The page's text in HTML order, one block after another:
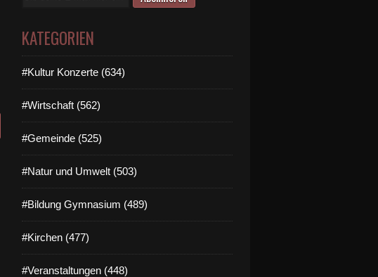
KATEGORIEN
#Kultur Konzerte (634)
#Wirtschaft (562)
#Gemeinde (525)
#Natur und Umwelt (503)
#Bildung Gymnasium (489)
#Kirchen (477)
#Veranstaltungen (448)